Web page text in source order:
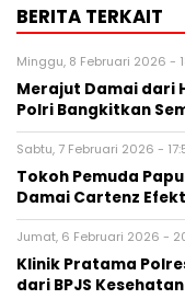
BERITA TERKAIT
Minggu, 8 Februari 2026 -
Merajut Damai dari
Polri Bangkitkan
Sabtu, 7 Februari 2026 -
Tokoh Pemuda
Damai Cartenz
Jumat, 6 Februari 2026 -
Klinik Pratama
dari BPJS Kesehatan